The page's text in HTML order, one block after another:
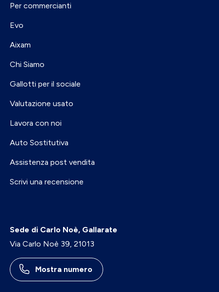
Per commercianti
Evo
Aixam
Chi Siamo
Gallotti per il sociale
Valutazione usato
Lavora con noi
Auto Sostitutiva
Assistenza post vendita
Scrivi una recensione
Sede di Carlo Noè, Gallarate
Via Carlo Noè 39, 21013
Mostra numero